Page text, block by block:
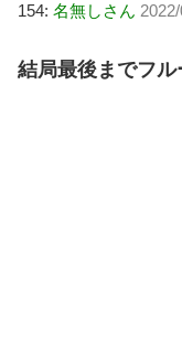
154: 名無しさん
結局最後までフ